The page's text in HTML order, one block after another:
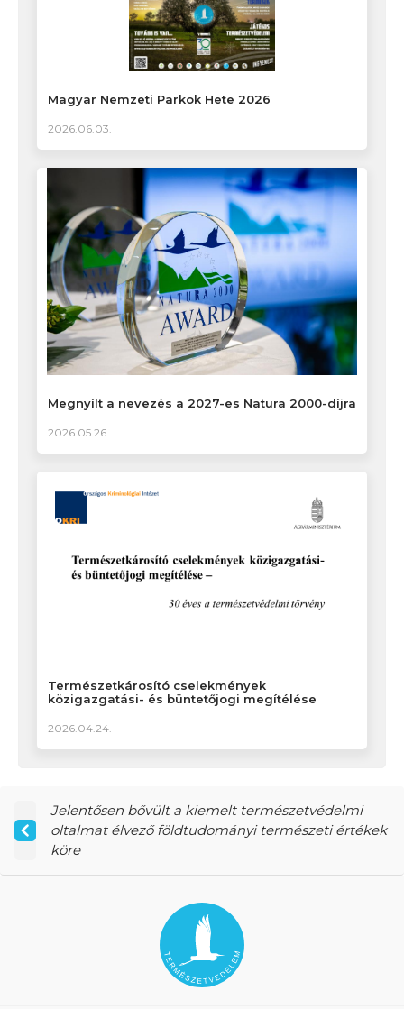
Magyar Nemzeti Parkok Hete 2026
2026.06.03.
Megnyílt a nevezés a 2027-es Natura 2000-díjra
2026.05.26.
Természetkárosító cselekmények
közigazgatási- és büntetőjogi megítélése
2026.04.24.
Jelentősen bővült a kiemelt természetvédelmi
oltalmat élvező földtudományi természeti értékek
köre